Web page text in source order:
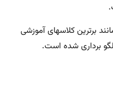
برترین کلاسهای آموزشی
برداری شده است.